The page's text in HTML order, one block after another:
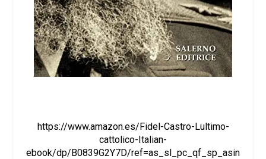
https://www.amazon.es/Fidel-Castro-Lultimo-
cattolico-Italian-
ebook/dp/B0839G2Y7D/ref=as_sl_pc_qf_sp_asin